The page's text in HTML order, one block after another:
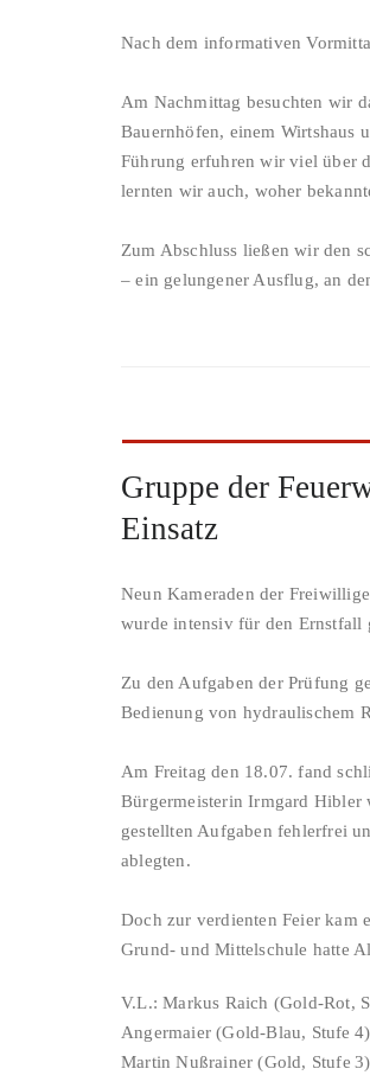
Nach dem informativen
Am Nachmittag besuchten wir
Bauernhöfen, einem Wirtshaus
Führung erfuhren wir viel über
lernten wir auch, woher
Zum Abschluss ließen wir den
– ein gelungener Ausflug, an
Gruppe der
Einsatz
Neun Kameraden der
wurde intensiv für den Ernstfall
Zu den Aufgaben der Prüfung
Bedienung von hydraulischem
Am Freitag den 18.07. fand
Bürgermeisterin Irmgard Hibler
gestellten Aufgaben fehlerfrei
ablegten.
Doch zur verdienten Feier kam
Grund- und Mittelschule hatte
V.L.: Markus Raich (Gold-Rot,
Angermaier (Gold-Blau, Stufe
Martin Nußrainer (Gold, Stufe